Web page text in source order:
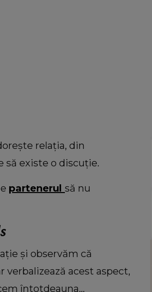
relația, din
existe o discuție.
partenerul să nu
și observăm că
verbalizează acest aspect,
întotdeauna...
HOROSCOP
9 august 2026: O zodie simte
nevoia să iasă din rutină